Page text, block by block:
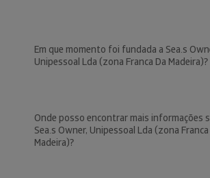
Em que momento foi fundada a Sea.s
Unipessoal Lda (zona Franca Da Madeira)?
Onde posso encontrar mais informações
Sea.s Owner, Unipessoal Lda (zona Franca
Madeira)?